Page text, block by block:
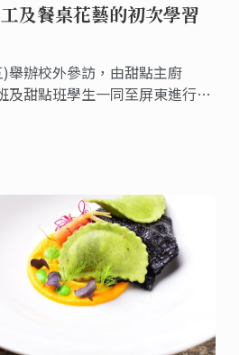
及餐桌花藝的初次學習
舉辦校外參訪，由甜點主廚
及甜點班學生一同至屏東進行校
生於畢業前夕，得以透過職業